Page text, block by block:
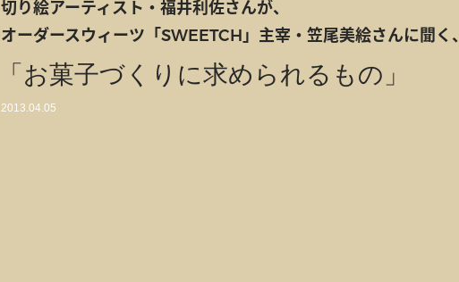
切り絵アーティスト・福井利佐さんが、
オーダースウィーツ「SWEETCH」主宰・笠尾美絵さんに聞く、
「お菓子づくりに求められるもの」
2013.04.05